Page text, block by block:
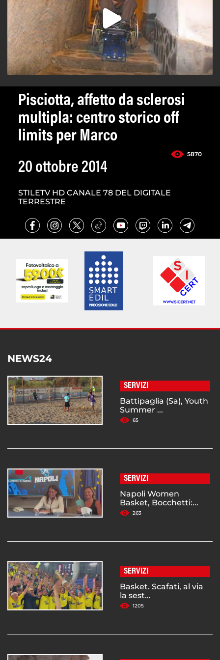
Pisciotta, affetto da sclerosi
multipla: centro storico off
limits per Marco
5870
20 ottobre 2014
STILETV HD CANALE 78 DEL DIGITALE
TERRESTRE
NEWS24
SERVIZI
Battipaglia (Sa), Youth
Summer ...
65
SERVIZI
Napoli Women
Basket, Bocchetti:...
263
SERVIZI
Basket. Scafati, al via
la sest...
1205